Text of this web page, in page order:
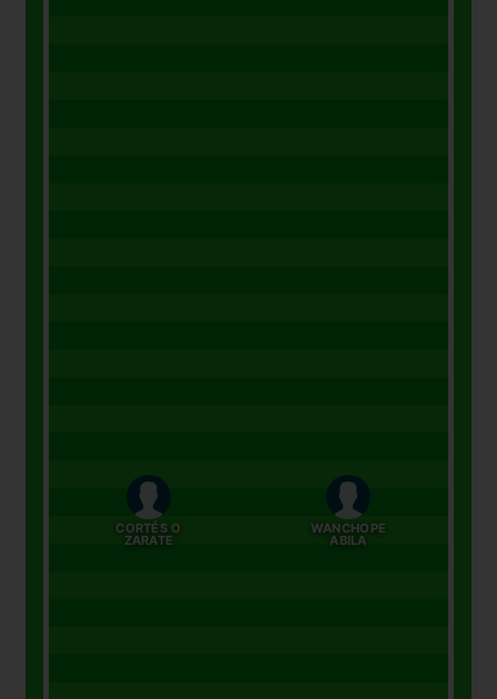
CORTÉS O
ZARATE
WANCHOPE
ABILA